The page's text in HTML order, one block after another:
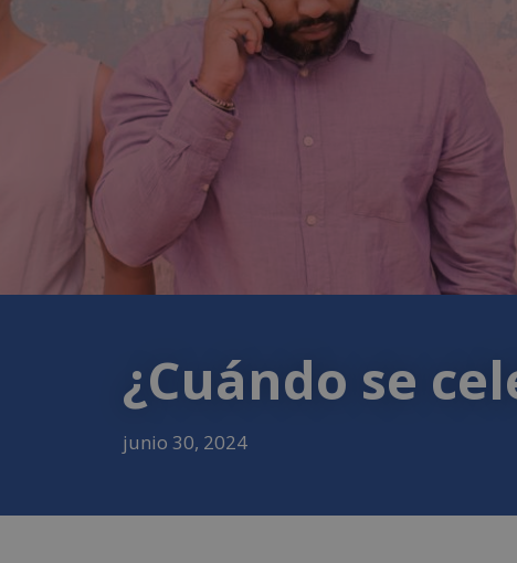
¿Cuándo se
junio 30, 2024